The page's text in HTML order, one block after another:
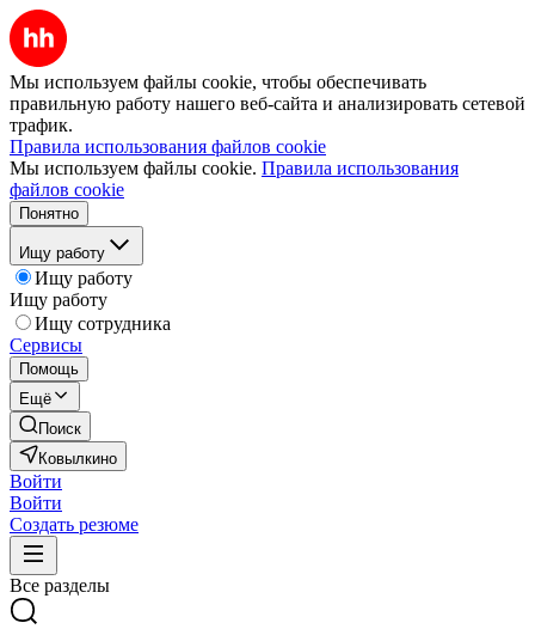
Мы используем файлы cookie, чтобы обеспечивать
правильную работу нашего веб-сайта и анализировать сетевой
трафик.
Правила использования файлов cookie
Мы используем файлы cookie. Правила использования
файлов cookie
Понятно
Ищу работу
Ищу работу
Ищу работу
Ищу сотрудника
Сервисы
Помощь
Ещё
Поиск
Ковылкино
Войти
Войти
Создать резюме
Все разделы